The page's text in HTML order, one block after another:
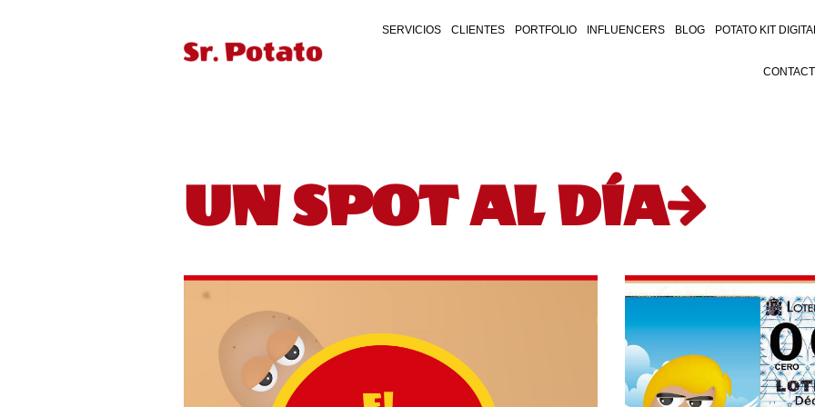
SERVICIOS CLIENTES PORTFOLIO INFLUENCERS BLOG POTATO KIT
UN SPOT AL DÍA